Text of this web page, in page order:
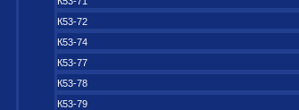
К53-72
К53-74
К53-77
К53-78
К53-79